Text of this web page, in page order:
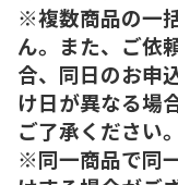
※複数商品の一
ん。また、ご依
合、同日のお申
け日が異なる場
ご了承ください。
※同一商品で同